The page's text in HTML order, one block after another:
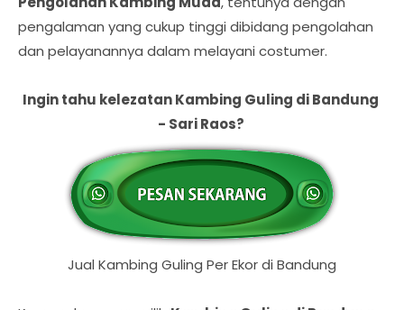
pengalaman yang cukup tinggi dibidang pengolahan
dan pelayanannya dalam melayani costumer.
Ingin tahu kelezatan Kambing Guling di Bandung
- Sari Raos?
Jual Kambing Guling Per Ekor di Bandung